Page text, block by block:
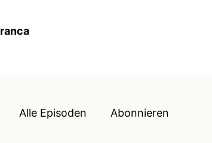
Alle Episoden Abonnieren